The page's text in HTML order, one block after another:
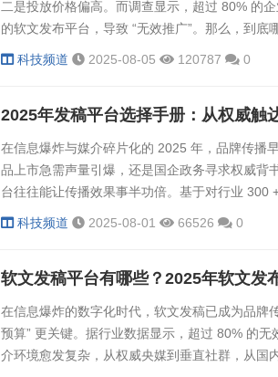
二是投放价格偏高。而调查显示，超过 80% 的
的软文发布平台，导致 “无效推广”。那么，到
呢？接下来，结合实际使用感受，为大家介绍 7
景下的传播...
科技频道 2025-08-05 120787 0
2025年发稿平台选择手册：从权威触
在信息爆炸与媒介碎片化的 2025 年，品牌传播
品上市急需声量引爆，还是国企政务寻求权威背
台往往能让传播效果事半功倍。基于对行业 300
耕、场景适配、智能整合四个维度，梳理出最值
科技频道 2025-08-01 66526 0
在信息爆炸的数字化时代，软文发稿已成为品牌
预算” 更关键。据行业数据显示，超过 80% 的
介环境愈发复杂，从权威央媒到垂直社群，从国